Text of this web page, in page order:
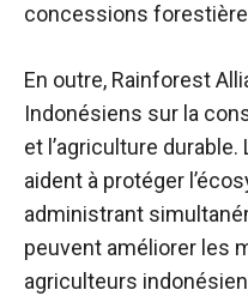
concessions
En outre, Rainforest
Indonésiens sur la
et l’agriculture
aident à protéger
administrant
peuvent améliorer les
agriculteurs